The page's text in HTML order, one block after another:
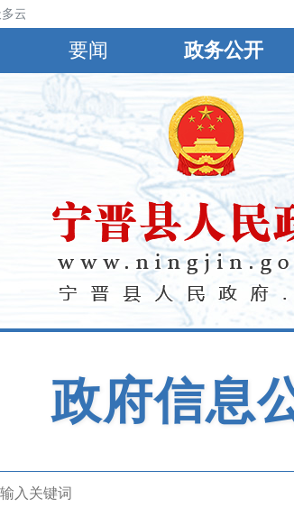
云，北风3～4级，22℃～34℃；明天夜间到后天
要闻 政务公开
政府信息